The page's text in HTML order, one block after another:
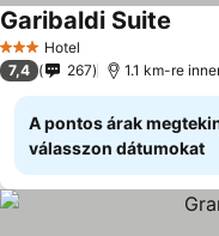
3 Kategória
Hotel
Garibaldi Suite
7,4 267 1.1 km-re
A pontos árak
válasszon dátumokat